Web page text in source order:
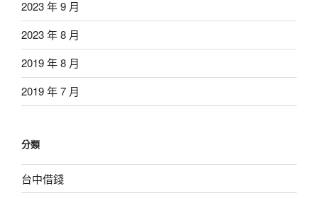
2023 年 9 月
2023 年 8 月
2019 年 8 月
2019 年 7 月
分類
台中借錢